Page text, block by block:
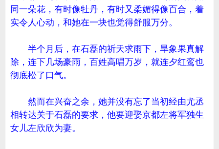
同一朵花，有时像牡丹，有时又柔媚得像百合，着
实令人心动，和她在一块也觉得舒服万分。
半个月后，在石磊的祈天求雨下，旱象果真解
除，连下几场豪雨，百姓高唱万岁，就连夕红鸾也
彻底松了口气。
然而在兴奋之余，她并没有忘了当初经由尤丞
相转达关于石磊的要求，他要迎娶京都左将军独生
女儿左欣欣为妻。